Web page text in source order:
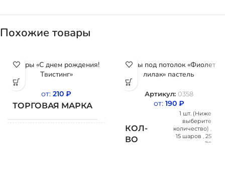
Похожие товары
Шары «С днем рождения!
Твистинг»
от: 210 ₽
ТОРГОВАЯ МАРКА
Бельгия
Шары под потолок «Фиолет
лилак» пастель
Артикул: 0358
от: 190 ₽
КОЛ-
ВО
1 шт. (Ниже
выберите
количество)
15 шаров
25
30